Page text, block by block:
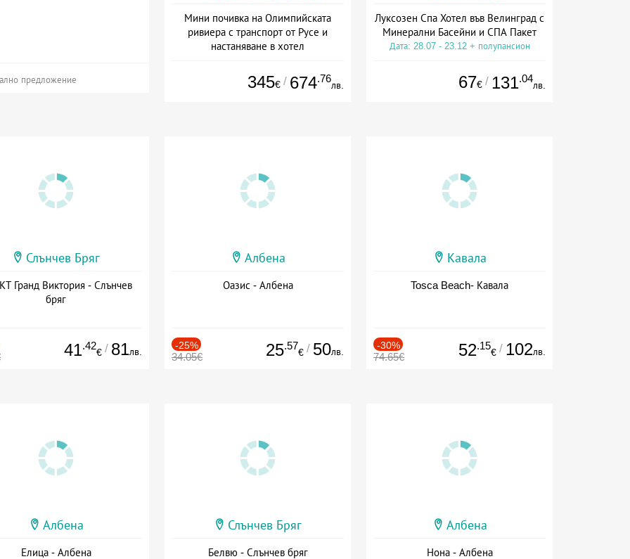
предложение
Мини почивка на Олимпийската
ривиера с транспорт от Русе и
настаняване в хотел
345€ / 674.76
лв.
Луксозен Спа Хотел във Велинград с
Минерални Басейни и СПА Пакет
Дата: 28.07 - 23.12 + полупансион
67€ / 131.04
лв.
Слънчев Бряг
Гранд Виктория - Слънчев
бряг
41.42
€ / 81лв.
Албена
Оазис - Албена
-25%
34.05€ 25.57
€ / 50лв.
Кавала
Tosca Beach- Кавала
-30%
74.65€ 52.15
€ / 102лв.
Албена
Елица - Албена
Слънчев Бряг
Белвю - Слънчев бряг
Албена
Нона - Албена